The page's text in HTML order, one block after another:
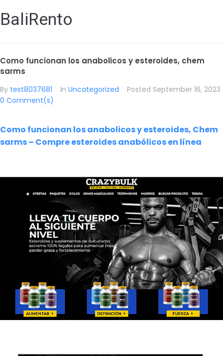
BaliRento
Como funcionan los anabolicos y esteroides, chem
sarms
By test8037681 In Uncategorized Posted September 16, 2023
0 Comment(s)
Como funcionan los anabolicos y esteroides, Chem
sarms – Compre esteroides anabólicos en línea